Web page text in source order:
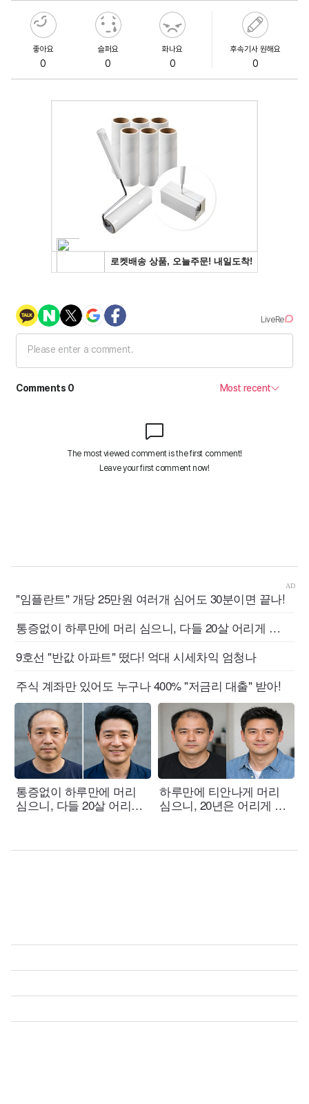
좋아요
0
슬퍼요
0
화나요
0
후속기사 원해요
0